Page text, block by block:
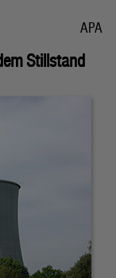
APA
Stillstand